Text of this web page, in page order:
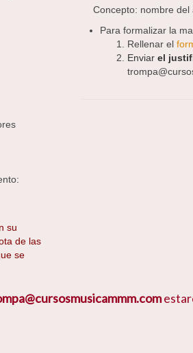
su
de las
se
Concepto: nombre del
Para formalizar la
Rellenar el
Enviar el